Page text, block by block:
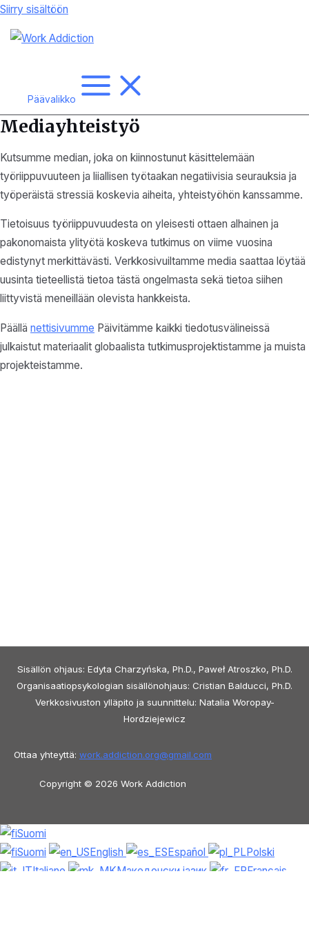
Siirry sisältöön
Päävalikko
Mediayhteistyö
Kutsumme median, joka on kiinnostunut käsittelemään
työriippuvuuteen ja liiallisen työtaakan negatiivisia seurauksia ja
työperäistä stressiä koskevia aiheita, yhteistyöhön kanssamme.
Tietoisuus työriippuvuudesta on yleisesti ottaen alhainen ja
pakonomaista ylityötä koskeva tutkimus on viime vuosina
edistynyt merkittävästi. Verkkosivuiltamme media saattaa löytää
uusinta tieteellistä tietoa tästä ongelmasta sekä tietoa siihen
liittyvistä meneillään olevista hankkeista.
Päällä nettisivumme Päivitämme kaikki tiedotusvälineissä
julkaistut materiaalit globaalista tutkimusprojektistamme ja muista
projekteistamme.
Sisällön ohjaus: Edyta Charzyńska, Ph.D., Paweł Atroszko, Ph.D.
Organisaatiopsykologian sisällönohjaus: Cristian Balducci, Ph.D.
Verkkosivuston ylläpito ja suunnittelu: Natalia Woropay-
Hordziejewicz
Ottaa yhteyttä: work.addiction.org@gmail.com
Copyright © 2026 Work Addiction
Suomi
Suomi
English Español
Polski
Italiano
Македонски јазик
Français